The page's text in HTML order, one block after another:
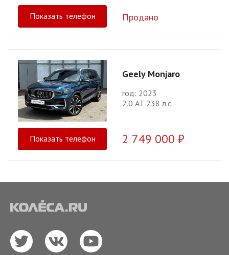
Показать телефон Продано
Geely Monjaro
год: 2023
2.0 АТ 238 л.с.
Показать телефон 2 749 000 ₽